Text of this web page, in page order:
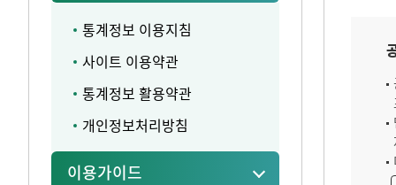
통계정보 이용지침
사이트 이용약관
통계정보 활용약관
개인정보처리방침
이용가이드